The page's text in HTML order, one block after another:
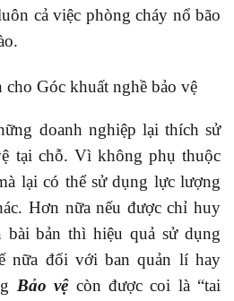
cả việc phòng cháy nổ bão
doanh nghiệp lại thích sử
tại chỗ. Vì không phụ thuộc
lại có thể sử dụng lực lượng
Hơn nữa nếu được chỉ huy
bài bản thì hiệu quả sử dụng
nữa đối với ban quản lí hay
Bảo vệcòn được coi là “tai